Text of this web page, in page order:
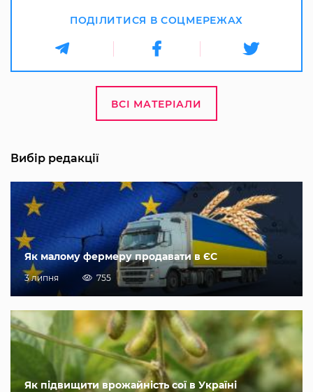
ПОДІЛИТИСЯ В СОЦМЕРЕЖАХ
ВСІ МАТЕРІАЛИ
Вибір редакції
Як малому фермеру продавати в ЄС
3 липня 755
Як підвищити врожайність сої в Україні